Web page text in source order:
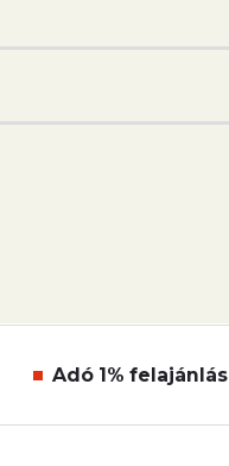
Adó 1% felajánlás